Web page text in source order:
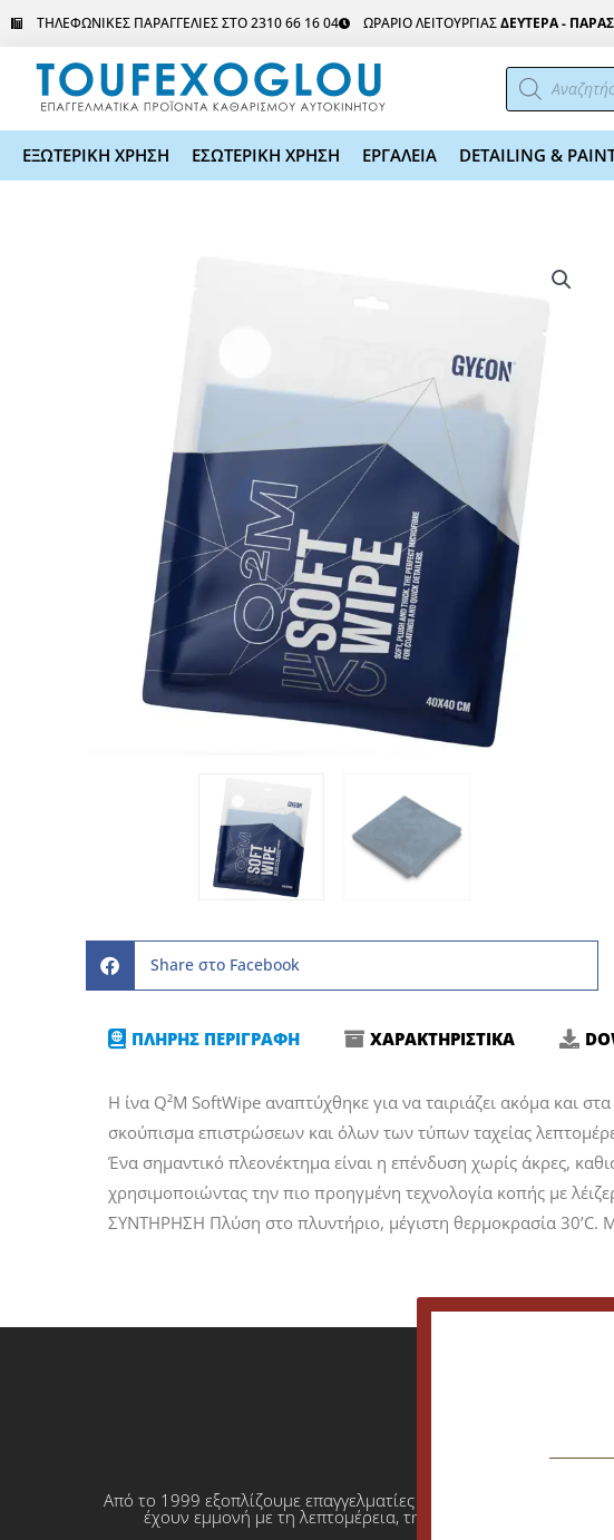
Μετάβαση
περιεχόμενο
ΤΗΛΕΦΩΝΙΚΕΣ ΠΑΡΑΓΓΕΛΙΕΣ ΣΤΟ 2310 66 16 04 ΩΡΑΡΙΟ ΛΕΙΤΟΥΡΓΙΑΣΔΕΥΤΕΡΑ -
Αναζήτηση
προϊόντων
ΕΞΩΤΕΡΙΚΗ ΧΡΗΣΗ ΕΣΩΤΕΡΙΚΗ ΧΡΗΣΗ ΕΡΓΑΛΕΙΑ DETAILING &
Share στο Facebook
ΠΛΗΡΗΣ ΠΕΡΙΓΡΑΦΗ ΧΑΡΑΚΤΗΡΙΣΤΙΚΑ
Η ίνα Q²M SoftWipe αναπτύχθηκε για να ταιριάζει ακόμα και
σκούπισμα επιστρώσεων και όλων των τύπων ταχείας
Ένα σημαντικό πλεονέκτημα είναι η επένδυση χωρίς άκρες,
χρησιμοποιώντας την πιο προηγμένη τεχνολογία κοπής με
ΣΥΝΤΗΡΗΣΗ Πλύση στο πλυντήριο, μέγιστη θερμοκρασία 30’C.
Από το 1999 εξοπλίζουμε επαγγελματίες που θέλουν να
έχουν εμμονή με τη λεπτομέρεια, την απόλυτη